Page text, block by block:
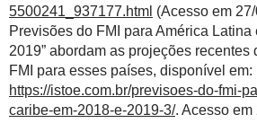
5500241_937177.html (Acesso em
Previsões do FMI para América
2019” abordam as projeções
FMI para esses países, disponível em:
https://istoe.com.br/previsoes-do-fmi-
caribe-em-2018-e-2019-3/. Acesso em